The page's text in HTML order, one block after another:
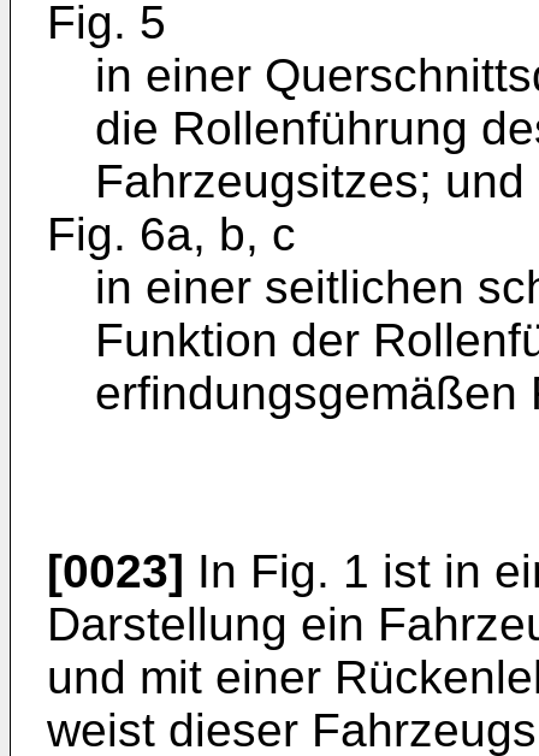
Fig. 5
in einer
die Rollenführung
Fahrzeugsitzes; und
Fig. 6a, b, c
in einer seitlichen
Funktion der
erfindungsgemäßen
[0023] In Fig. 1 ist in
Darstellung ein
und mit einer
weist dieser